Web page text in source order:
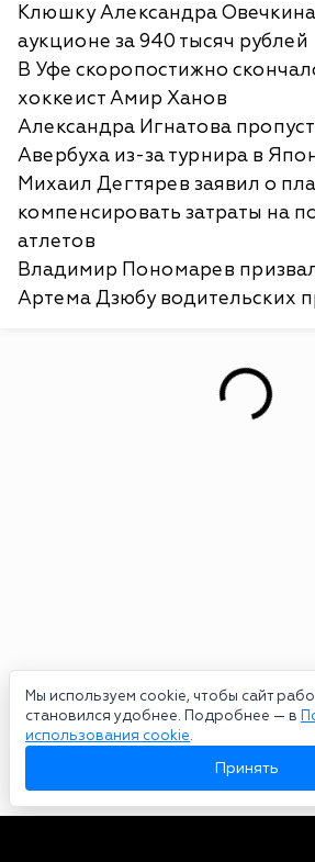
Мы используем cookie, чтобы сайт
становился удобнее. Подробнее — в
использования cookie.
Принять
Клюшку Александра
аукционе за 940 тысяч рублей
В Уфе скоропостижно
хоккеист Амир Ханов
Александра Игнатова
Авербуха из-за турнира в
Михаил Дегтярев заявил о
компенсировать затраты на
атлетов
Владимир Пономарев
Артема Дзюбу водительских